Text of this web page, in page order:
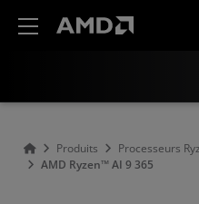
Produits
Processeurs
AMD Ryzen™ AI 9 365